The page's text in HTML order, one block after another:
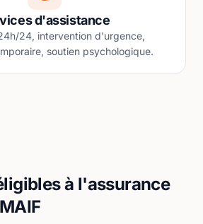
d'assistance
24, intervention d'urgence,
soutien psychologique.
à l'assurance